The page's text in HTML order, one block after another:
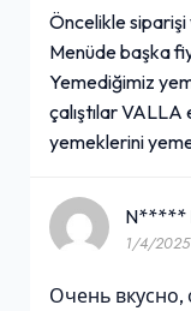
Öncelikle
Menüde başka
Yemediğimiz
çalıştılar
yemeklerini
1/4/2025
Очень вкусно,